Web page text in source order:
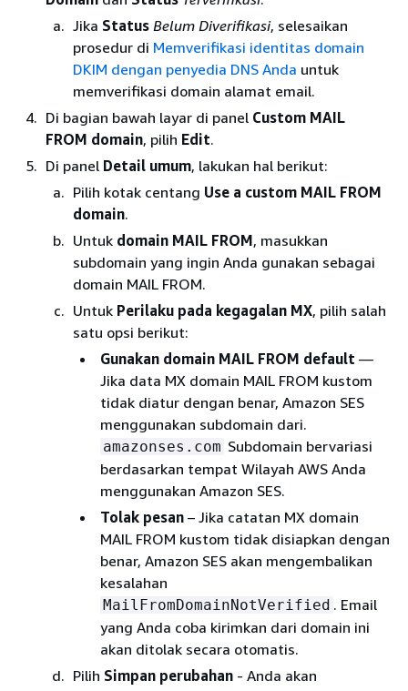
Jika Status Belum Diverifikasi, selesaikan
prosedur di Memverifikasi identitas domain
DKIM dengan penyedia DNS Anda untuk
memverifikasi domain alamat email.
Di bagian bawah layar di panel Custom MAIL
FROM domain, pilih Edit.
Di panel Detail umum, lakukan hal berikut:
Pilih kotak centang Use a custom MAIL FROM
domain.
Untuk domain MAIL FROM, masukkan
subdomain yang ingin Anda gunakan sebagai
domain MAIL FROM.
Untuk Perilaku pada kegagalan MX, pilih salah
satu opsi berikut:
Gunakan domain MAIL FROM default —
Jika data MX domain MAIL FROM kustom
tidak diatur dengan benar, Amazon SES
menggunakan subdomain dari.
amazonses.com Subdomain bervariasi
berdasarkan tempat Wilayah AWS Anda
menggunakan Amazon SES.
Tolak pesan – Jika catatan MX domain
MAIL FROM kustom tidak disiapkan dengan
benar, Amazon SES akan mengembalikan
kesalahan
MailFromDomainNotVerified . Email
yang Anda coba kirimkan dari domain ini
akan ditolak secara otomatis.
Pilih Simpan perubahan - Anda akan